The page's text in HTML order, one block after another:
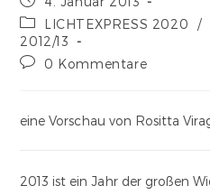
LICHTEXPRESS 2020
/
2012/13
0 Kommentare
eine Vorschau von Rositta
2013 ist ein Jahr der großen